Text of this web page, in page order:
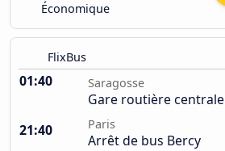
Économique
FlixBus
01:40 Saragosse
Gare routière centrale
21:40
Paris
Arrêt de bus Bercy